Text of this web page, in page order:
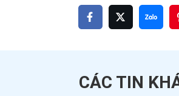
CÁC TIN